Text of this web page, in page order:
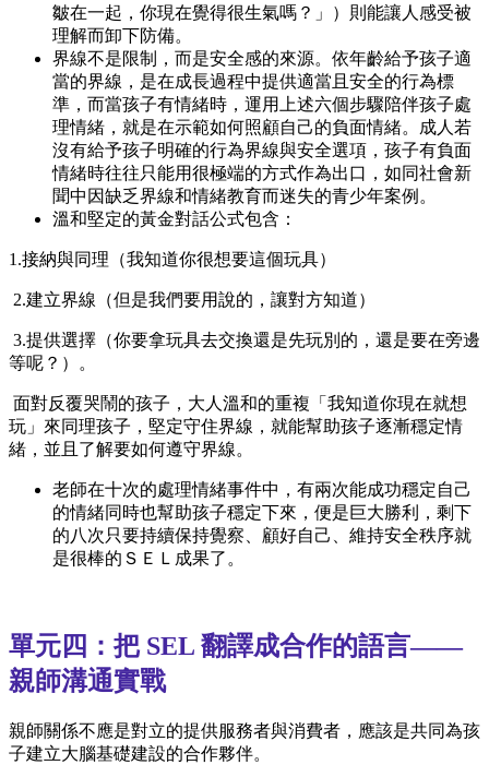
皺在一起，你現在覺得很生氣嗎？」）則能讓人感受被
理解而卸下防備。
界線不是限制，而是安全感的來源。依年齡給予孩子適
當的界線，是在成長過程中提供適當且安全的行為標
準，而當孩子有情緒時，運用上述六個步驟陪伴孩子處
理情緒，就是在示範如何照顧自己的負面情緒。成人若
沒有給予孩子明確的行為界線與安全選項，孩子有負面
情緒時往往只能用很極端的方式作為出口，如同社會新
聞中因缺乏界線和情緒教育而迷失的青少年案例。
溫和堅定的黃金對話公式包含：
1.接納與同理（我知道你很想要這個玩具）
2.建立界線（但是我們要用說的，讓對方知道）
3.提供選擇（你要拿玩具去交換還是先玩別的，還是要在旁邊
等呢？）。
面對反覆哭鬧的孩子，大人溫和的重複「我知道你現在就想
玩」來同理孩子，堅定守住界線，就能幫助孩子逐漸穩定情
緒，並且了解要如何遵守界線。
老師在十次的處理情緒事件中，有兩次能成功穩定自己
的情緒同時也幫助孩子穩定下來，便是巨大勝利，剩下
的八次只要持續保持覺察、顧好自己、維持安全秩序就
是很棒的ＳＥＬ成果了。
單元四：把 SEL 翻譯成合作的語言——
親師溝通實戰
親師關係不應是對立的提供服務者與消費者，應該是共同為孩
子建立大腦基礎建設的合作夥伴。